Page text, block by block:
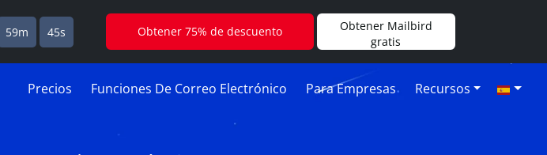
Precios Funciones De Correo Electrónico Para Empresas Recursos
59m 44s Obtener 75% de descuento
Obtener Mailbird
gratis